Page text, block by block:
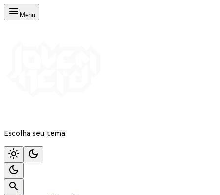
Menu
Escolha seu tema: